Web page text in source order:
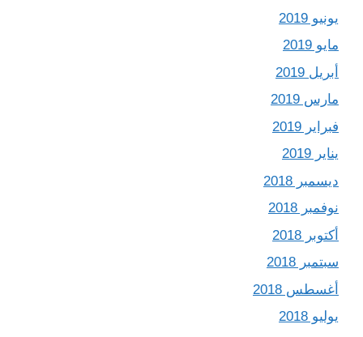
يونيو 2019
مايو 2019
أبريل 2019
مارس 2019
فبراير 2019
يناير 2019
ديسمبر 2018
نوفمبر 2018
أكتوبر 2018
سبتمبر 2018
أغسطس 2018
يوليو 2018